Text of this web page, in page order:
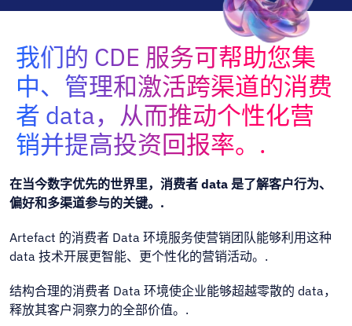
我们的 CDE 服务可帮助您集
中、管理和激活跨渠道的消费
者 data，从而推动个性化营
销并提高投资回报率。.
在当今数字优先的世界里，消费者 data 是了解客户行为、
偏好和多渠道参与的关键。.
Artefact 的消费者 Data 环境服务使营销团队能够利用这种
data 技术开展更智能、更个性化的营销活动。.
结构合理的消费者 Data 环境使企业能够超越零散的 data，
释放其客户洞察力的全部价值。.